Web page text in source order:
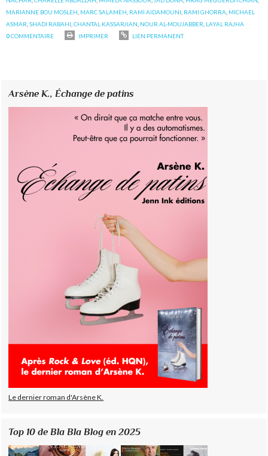
MARIANNE BOU MOSLEH MARC SALAMEH RAMI AIDAMOUNI RAMI GHORRA MICHAEL
ASMAR ,SHADI RABAHI ,CHANTAL KASSARJIAN NOUR AL-MOUJABBER LAYAL RAJHA
0COMMENTAIRE IMPRIMER LIEN PERMANENT
Arsène K.,Échange de patins
Le dernier roman d'Arsène K.
Top 10 de Bla Bla Blog en 2025